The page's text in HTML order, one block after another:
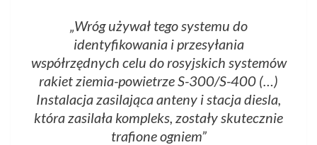
„Wróg używał tego systemu do
identyfikowania i przesyłania
współrzędnych celu do rosyjskich systemów
rakiet ziemia-powietrze S-300/S-400 (…)
Instalacja zasilająca anteny i stacja diesla,
która zasilała kompleks, zostały skutecznie
trafione ogniem”